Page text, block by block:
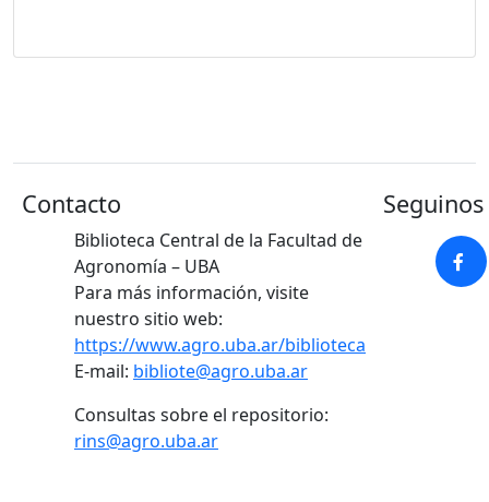
Contacto
Biblioteca Central de la Facultad de
Agronomía – UBA
Para más información, visite
nuestro sitio web:
https://www.agro.uba.ar/biblioteca
E-mail: bibliote@agro.uba.ar
Consultas sobre el repositorio:
rins@agro.uba.ar